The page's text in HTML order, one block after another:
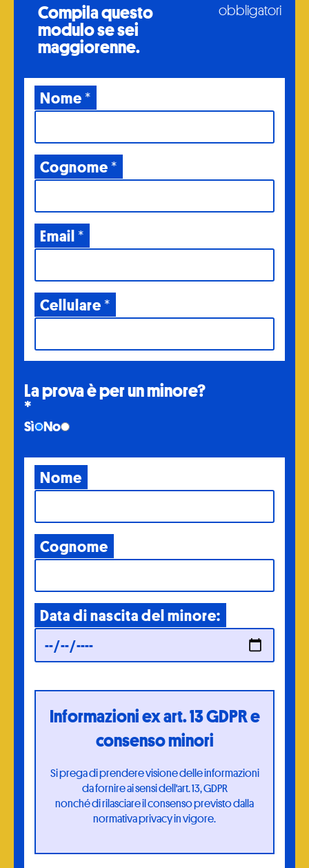
Compila questo
modulose sei
maggiorenne.
obbligatori
Nome *
Cognome *
Email *
Cellulare *
La prova è per un minore?
*
Sì No
Nome
Cognome
Data di nascita del minore:
Informazioni ex art. 13 GDPR e
consenso minori
Si prega di prendere visione delle informazioni
da fornire ai sensi dell'art. 13, GDPR
nonché di rilasciare il consenso previsto dalla
normativa privacy in vigore.